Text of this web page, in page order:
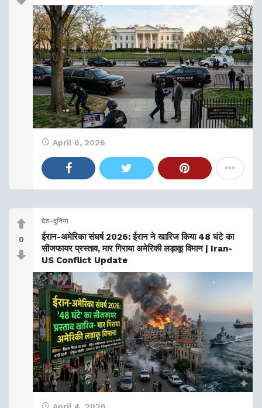
April 6, 2026
0
देश-दुनिया
ईरान-अमेरिका संघर्ष 2026: ईरान ने खारिज किया 48 घंटे का
सीजफायर प्रस्ताव, मार गिराया अमेरिकी लड़ाकू विमान | Iran-
US Conflict Update